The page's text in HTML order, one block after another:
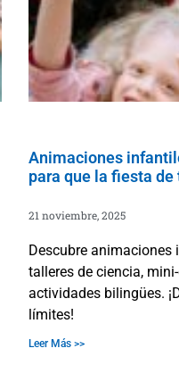
Animaciones
para que la fiesta
21 noviembre, 2025
Descubre
talleres de ciencia,
actividades bilingües.
límites!
Leer Más >>